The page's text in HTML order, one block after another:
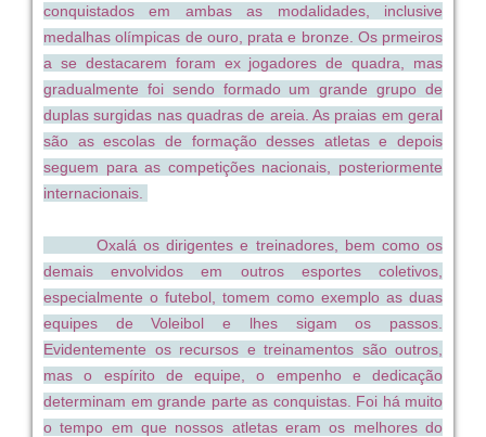
conquistados em ambas as modalidades, inclusive
medalhas olímpicas de ouro, prata e bronze. Os prmeiros
a se destacarem foram ex jogadores de quadra, mas
gradualmente foi sendo formado um grande grupo de
duplas surgidas nas quadras de areia. As praias em geral
são as escolas de formação desses atletas e depois
seguem para as competições nacionais, posteriormente
internacionais.
Oxalá os dirigentes e treinadores, bem como os
demais envolvidos em outros esportes coletivos,
especialmente o futebol, tomem como exemplo as duas
equipes de Voleibol e lhes sigam os passos.
Evidentemente os recursos e treinamentos são outros,
mas o espírito de equipe, o empenho e dedicação
determinam em grande parte as conquistas. Foi há muito
o tempo em que nossos atletas eram os melhores do